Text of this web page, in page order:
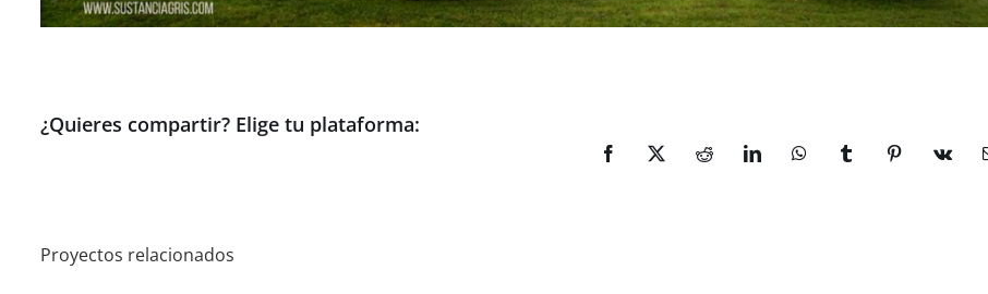
¿Quieres compartir? Elige tu plataforma:
Facebook
X RedditLinkedInWhatsAppTumblrPinterest
Vk
Proyectos relacionados